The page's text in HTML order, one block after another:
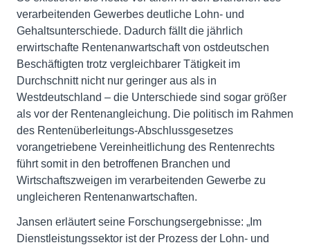
verarbeitenden Gewerbes deutliche Lohn- und
Gehaltsunterschiede. Dadurch fällt die jährlich
erwirtschafte Rentenanwartschaft von ostdeutschen
Beschäftigten trotz vergleichbarer Tätigkeit im
Durchschnitt nicht nur geringer aus als in
Westdeutschland – die Unterschiede sind sogar größer
als vor der Rentenangleichung. Die politisch im Rahmen
des Rentenüberleitungs-Abschlussgesetzes
vorangetriebene Vereinheitlichung des Rentenrechts
führt somit in den betroffenen Branchen und
Wirtschaftszweigen im verarbeitenden Gewerbe zu
ungleicheren Rentenanwartschaften.
Jansen erläutert seine Forschungsergebnisse: „Im
Dienstleistungssektor ist der Prozess der Lohn- und